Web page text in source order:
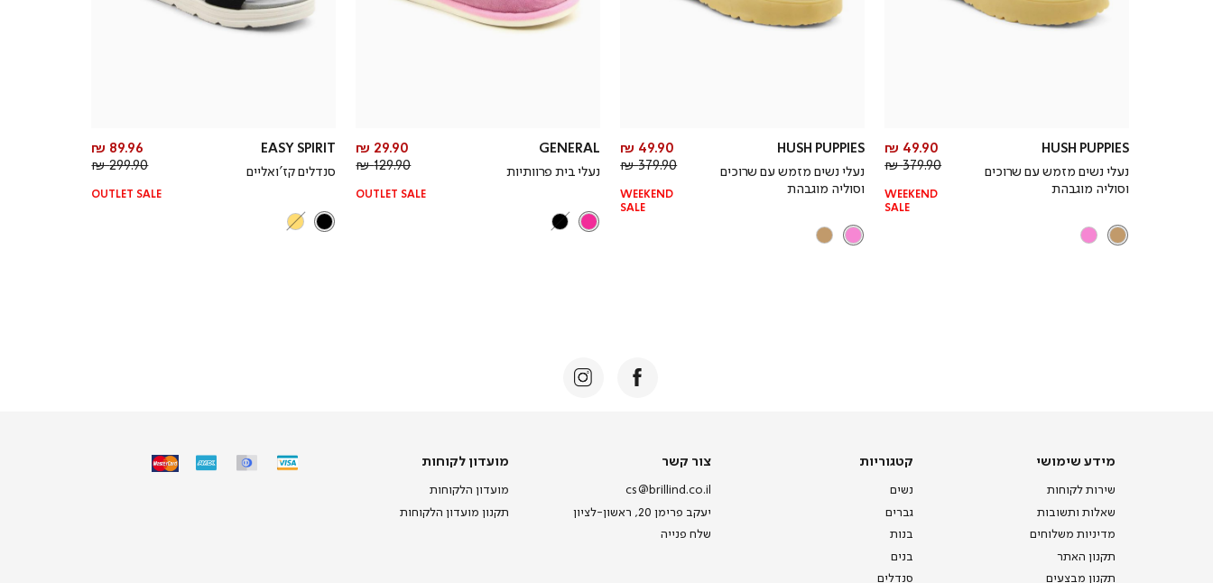
HUSH PUPPIES
נעלי נשים מזמש עם שרוכים
וסוליה מוגבהת
מחיר
מוצר
49.90 ₪
מחיר
379.90 ₪
WEEKEND
SALE
HUSH PUPPIES
נעלי נשים מזמש עם שרוכים
וסוליה מוגבהת
מחיר
מוצר
49.90 ₪
מחיר
379.90 ₪
WEEKEND
SALE
GENERAL
נעלי בית פרוותיות
מחיר
מוצר
29.90 ₪
מחיר
129.90 ₪
OUTLET SALE
EASY SPIRIT
סנדלים קז’ואליים
מחיר
מוצר
89.96 ₪
מחיר
299.90 ₪
OUTLET SALE
מידע
מידע שימושי
שירות לקוחות
שאלות ותשובות
מדיניות משלוחים
תקנון האתר
תקנון מבצעים
קטגוריות
קטגוריות
נשים
גברים
בנות
בנים
סנדלים
צור
צור קשר
cs@brillind.co.il
יעקב פרימן 20, ראשון-לציון
שלח פנייה
מועדון
מועדון לקוחות
מועדון הלקוחות
תקנון מועדון הלקוחות